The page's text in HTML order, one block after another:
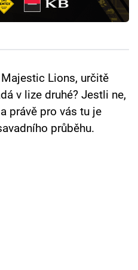
Lions, určitě
v lize druhé? Jestli ne,
právě pro vás tu je
průběhu.